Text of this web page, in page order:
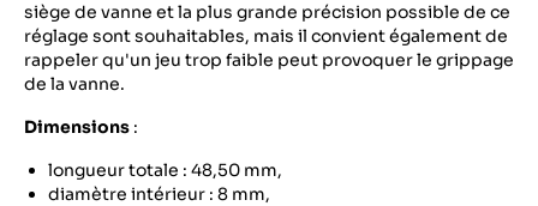
siège de vanne et la plus grande précision possible de ce
réglage sont souhaitables, mais il convient également de
rappeler qu'un jeu trop faible peut provoquer le grippage
de la vanne.
Dimensions :
longueur totale : 48,50 mm,
diamètre intérieur : 8 mm,